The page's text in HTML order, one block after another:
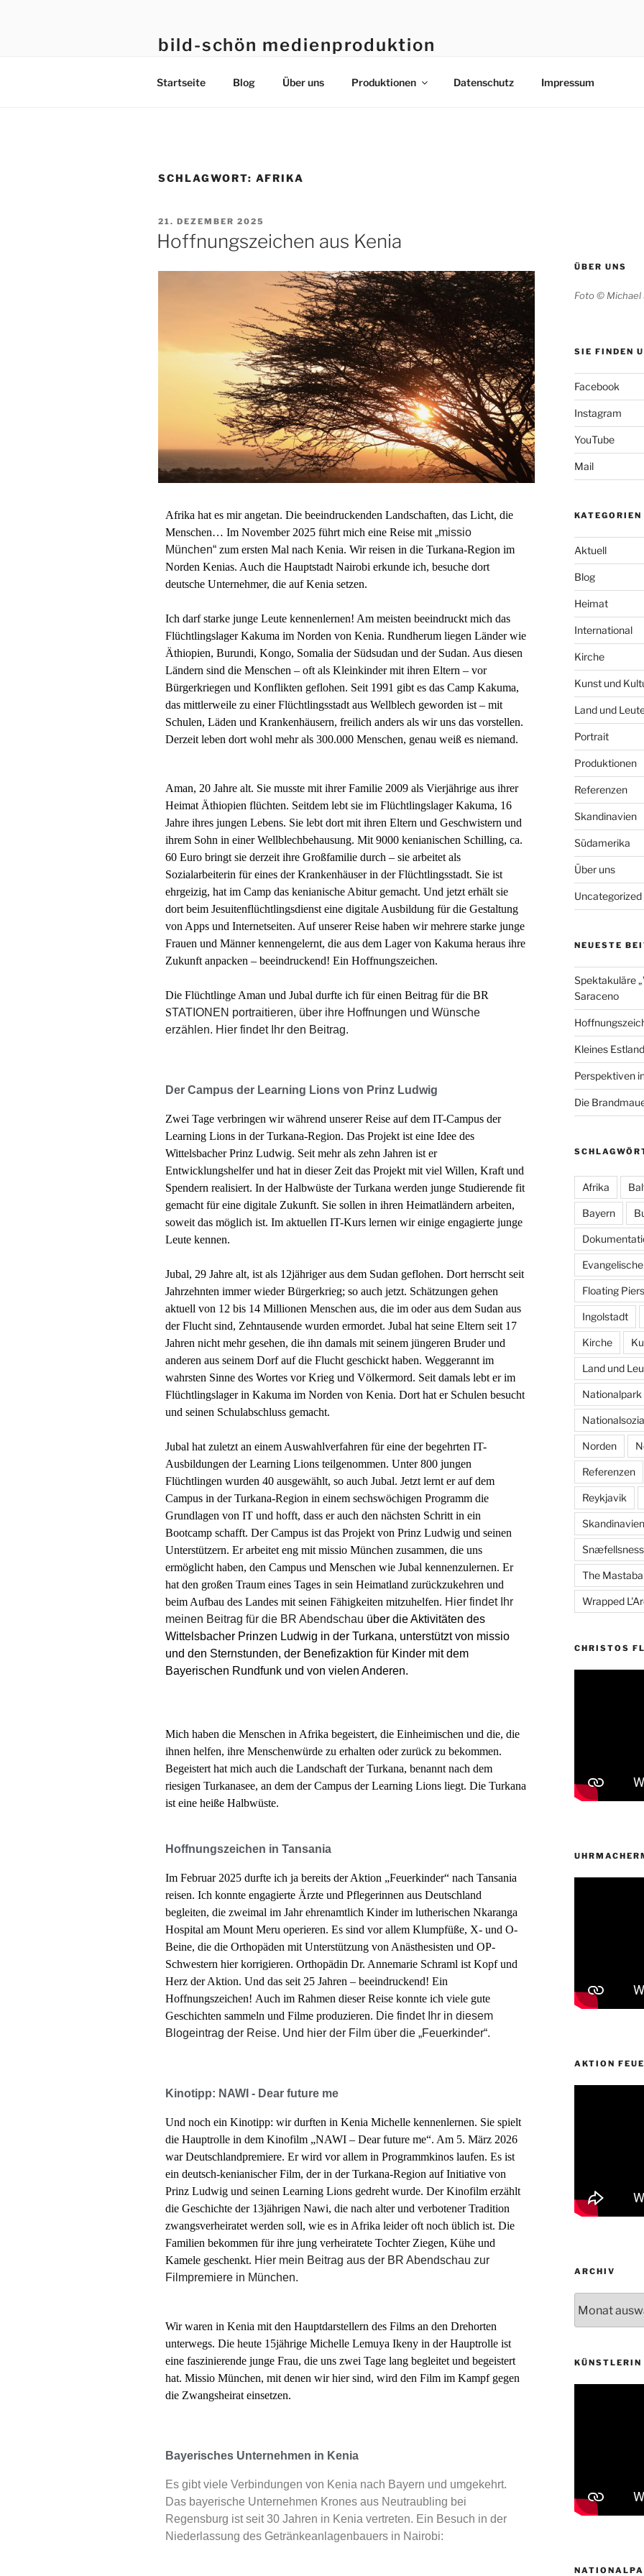
bild-schön medienproduktion
Startseite Blog Über uns Produktionen Datenschutz Impressum
SCHLAGWORT: AFRIKA
21. DEZEMBER 2025
Hoffnungszeichen aus Kenia
Afrika hat es mir angetan. Die beeindruckenden Landschaften, das Licht, die
Menschen… Im November 2025 führt mich eine Reise mit „missio
München“ zum ersten Mal nach Kenia. Wir reisen in die Turkana-Region im
Norden Kenias. Auch die Hauptstadt Nairobi erkunde ich, besuche dort
deutsche Unternehmer, die auf Kenia setzen.
Ich darf starke junge Leute kennenlernen! Am meisten beeindruckt mich das
Flüchtlingslager Kakuma im Norden von Kenia. Rundherum liegen Länder wie
Äthiopien, Burundi, Kongo, Somalia der Südsudan und der Sudan. Aus diesen
Ländern sind die Menschen – oft als Kleinkinder mit ihren Eltern – vor
Bürgerkriegen und Konflikten geflohen. Seit 1991 gibt es das Camp Kakuma,
das mittlerweile zu einer Flüchtlingsstadt aus Wellblech geworden ist – mit
Schulen, Läden und Krankenhäusern, freilich anders als wir uns das vorstellen.
Derzeit leben dort wohl mehr als 300.000 Menschen, genau weiß es niemand.
Aman, 20 Jahre alt. Sie musste mit ihrer Familie 2009 als Vierjährige aus ihrer
Heimat Äthiopien flüchten. Seitdem lebt sie im Flüchtlingslager Kakuma, 16
Jahre ihres jungen Lebens. Sie lebt dort mit ihren Eltern und Geschwistern und
ihrem Sohn in einer Wellblechbehausung. Mit 9000 kenianischen Schilling, ca.
60 Euro bringt sie derzeit ihre Großfamilie durch – sie arbeitet als
Sozialarbeiterin für eines der Krankenhäuser in der Flüchtlingsstadt. Sie ist
ehrgeizig, hat im Camp das kenianische Abitur gemacht. Und jetzt erhält sie
dort beim Jesuitenflüchtlingsdienst eine digitale Ausbildung für die Gestaltung
von Apps und Internetseiten. Auf unserer Reise haben wir mehrere starke junge
Frauen und Männer kennengelernt, die aus dem Lager von Kakuma heraus ihre
Zukunft anpacken – beeindruckend! Ein Hoffnungszeichen.
Die Flüchtlinge Aman und Jubal durfte ich für einen Beitrag für die BR
STATIONEN portraitieren, über ihre Hoffnungen und Wünsche
erzählen. Hier findet Ihr den Beitrag.
Der Campus der Learning Lions von Prinz Ludwig
Zwei Tage verbringen wir während unserer Reise auf dem IT-Campus der
Learning Lions in der Turkana-Region. Das Projekt ist eine Idee des
Wittelsbacher Prinz Ludwig. Seit mehr als zehn Jahren ist er
Entwicklungshelfer und hat in dieser Zeit das Projekt mit viel Willen, Kraft und
Spendern realisiert. In der Halbwüste der Turkana werden junge Studierende fit
gemacht für eine digitale Zukunft. Sie sollen in ihren Heimatländern arbeiten,
soweit das möglich ist. Im aktuellen IT-Kurs lernen wir einige engagierte junge
Leute kennen.
Jubal, 29 Jahre alt, ist als 12jähriger aus dem Sudan geflohen. Dort herrscht seit
Jahrzehnten immer wieder Bürgerkrieg; so auch jetzt. Schätzungen gehen
aktuell von 12 bis 14 Millionen Menschen aus, die im oder aus dem Sudan aus
der Flucht sind, Zehntausende wurden ermordet. Jubal hat seine Eltern seit 17
Jahren nicht mehr gesehen, die ihn damals mit seinem jüngeren Bruder und
anderen aus seinem Dorf auf die Flucht geschickt haben. Weggerannt im
wahrsten Sinne des Wortes vor Krieg und Völkermord. Seit damals lebt er im
Flüchtlingslager in Kakuma im Norden von Kenia. Dort hat er Schulen besucht
und seinen Schulabschluss gemacht.
Jubal hat zuletzt an einem Auswahlverfahren für eine der begehrten IT-
Ausbildungen der Learning Lions teilgenommen. Unter 800 jungen
Flüchtlingen wurden 40 ausgewählt, so auch Jubal. Jetzt lernt er auf dem
Campus in der Turkana-Region in einem sechswöchigen Programm die
Grundlagen von IT und hofft, dass er auch den nächsten Schritt in ein
Bootcamp schafft. Der Campus ist das Projekt von Prinz Ludwig und seinen
Unterstützern. Er arbeitet eng mit missio München zusammen, die uns
ermöglicht haben, den Campus und Menschen wie Jubal kennenzulernen. Er
hat den großen Traum eines Tages in sein Heimatland zurückzukehren und
beim Aufbau des Landes mit seinen Fähigkeiten mitzuhelfen. Hier findet Ihr
meinen Beitrag für die BR Abendschau über die Aktivitäten des
Wittelsbacher Prinzen Ludwig in der Turkana, unterstützt von missio
und den Sternstunden, der Benefizaktion für Kinder mit dem
Bayerischen Rundfunk und von vielen Anderen.
Mich haben die Menschen in Afrika begeistert, die Einheimischen und die, die
ihnen helfen, ihre Menschenwürde zu erhalten oder zurück zu bekommen.
Begeistert hat mich auch die Landschaft der Turkana, benannt nach dem
riesigen Turkanasee, an dem der Campus der Learning Lions liegt. Die Turkana
ist eine heiße Halbwüste.
Hoffnungszeichen in Tansania
Im Februar 2025 durfte ich ja bereits der Aktion „Feuerkinder“ nach Tansania
reisen. Ich konnte engagierte Ärzte und Pflegerinnen aus Deutschland
begleiten, die zweimal im Jahr ehrenamtlich Kinder im lutherischen Nkaranga
Hospital am Mount Meru operieren. Es sind vor allem Klumpfüße, X- und O-
Beine, die die Orthopäden mit Unterstützung von Anästhesisten und OP-
Schwestern hier korrigieren. Orthopädin Dr. Annemarie Schraml ist Kopf und
Herz der Aktion. Und das seit 25 Jahren – beeindruckend! Ein
Hoffnungszeichen! Auch im Rahmen dieser Reise konnte ich viele gute
Geschichten sammeln und Filme produzieren. Die findet Ihr in diesem
Blogeintrag der Reise. Und hier der Film über die „Feuerkinder“.
Kinotipp: NAWI - Dear future me
Und noch ein Kinotipp: wir durften in Kenia Michelle kennenlernen. Sie spielt
die Hauptrolle in dem Kinofilm „NAWI – Dear future me“. Am 5. März 2026
war Deutschlandpremiere. Er wird vor allem in Programmkinos laufen. Es ist
ein deutsch-kenianischer Film, der in der Turkana-Region auf Initiative von
Prinz Ludwig und seinen Learning Lions gedreht wurde. Der Kinofilm erzählt
die Geschichte der 13jährigen Nawi, die nach alter und verbotener Tradition
zwangsverheiratet werden soll, wie es in Afrika leider oft noch üblich ist. Die
Familien bekommen für ihre jung verheiratete Tochter Ziegen, Kühe und
Kamele geschenkt. Hier mein Beitrag aus der BR Abendschau zur
Filmpremiere in München.
Wir waren in Kenia mit den Hauptdarstellern des Films an den Drehorten
unterwegs. Die heute 15jährige Michelle Lemuya Ikeny in der Hauptrolle ist
eine faszinierende junge Frau, die uns zwei Tage lang begleitet und begeistert
hat. Missio München, mit denen wir hier sind, wird den Film im Kampf gegen
die Zwangsheirat einsetzen.
Bayerisches Unternehmen in Kenia
Es gibt viele Verbindungen von Kenia nach Bayern und umgekehrt.
Das bayerische Unternehmen Krones aus Neutraubling bei
Regensburg ist seit 30 Jahren in Kenia vertreten. Ein Besuch in der
Niederlassung des Getränkeanlagenbauers in Nairobi:
ÜBER UNS
Foto © Michael
SIE FINDEN
Facebook
Instagram
YouTube
Mail
KATEGORIEN
Aktuell
Blog
Heimat
International
Kirche
Kunst und
Land und
Portrait
Produktionen
Referenzen
Skandinavien
Südamerika
Über uns
Uncategorized
NEUESTE
Spektakuläre
Saraceno
Kleines
Perspektiven
Die
Afrika
Bayern
Floating Piers
Ingolstadt
Kirche
Land und
Nationalpark
Norden
Referenzen
Reykjavik
Skandinavien
Snæfellsness
The Mastaba
Wrapped
CHRISTOS
AKTION
ARCHIV